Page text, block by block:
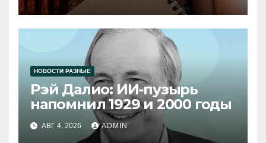
НОВОСТИ РАЗНЫЕ
Рэй Далио: ИИ-пузырь
напомнил 1929 и 2000 годы
АВГ 4, 2026 ADMIN